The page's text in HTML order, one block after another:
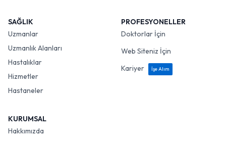
SAĞLIK
Uzmanlar
Uzmanlık Alanları
Hastalıklar
Hizmetler
Hastaneler
PROFESYONELLER
Doktorlar İçin
Web Siteniz İçin
Kariyer
İşe Alım
KURUMSAL
Hakkımızda